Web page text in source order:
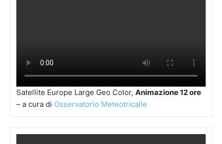
Satellite Europe Large Geo Color, Animazione 12 ore
– a cura di Osservatorio Meteotricalle